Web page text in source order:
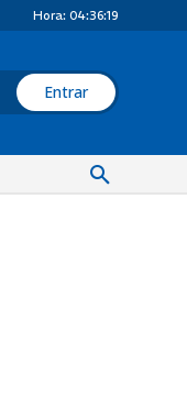
Hora:04:36:20
Entrar